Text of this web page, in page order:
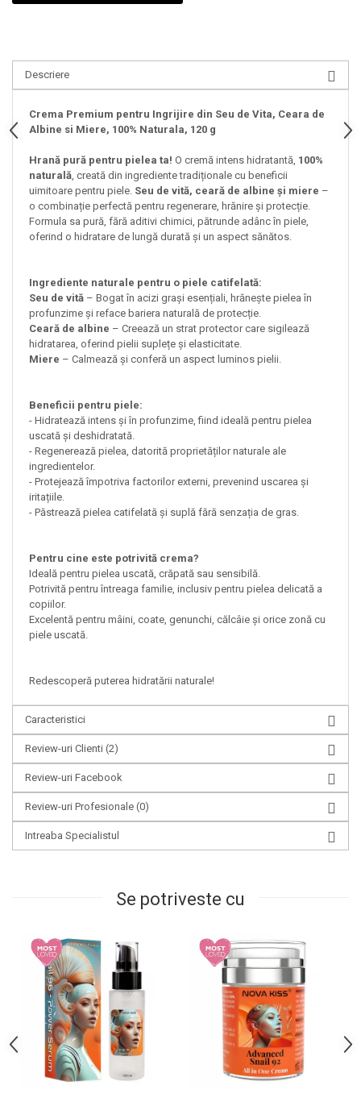
Descriere
Crema Premium pentru Ingrijire din Seu de Vita, Ceara de
Albine si Miere, 100% Naturala, 120 g
Hrană pură pentru pielea ta! O cremă intens hidratantă, 100%
naturală , creată din ingrediente tradiționale cu beneficii
uimitoare pentru piele. Seu de vită, ceară de albine și miere –
o combinație perfectă pentru regenerare, hrănire și protecție.
Formula sa pură, fără aditivi chimici, pătrunde adânc în piele,
oferind o hidratare de lungă durată și un aspect sănătos.
Ingrediente naturale pentru o piele catifelată:
Seu de vită – Bogat în acizi grași esențiali, hrănește pielea în
profunzime și reface bariera naturală de protecție.
Ceară de albine – Creează un strat protector care sigilează
hidratarea, oferind pielii suplețe și elasticitate.
Miere – Calmează și conferă un aspect luminos pielii.
Beneficii pentru piele:
- Hidratează intens și în profunzime, fiind ideală pentru pielea
uscată și deshidratată.
- Regenerează pielea, datorită proprietăților naturale ale
ingredientelor.
- Protejează împotriva factorilor externi, prevenind uscarea și
iritațiile.
- Păstrează pielea catifelată și suplă fără senzația de gras.
Pentru cine este potrivită crema?
Ideală pentru pielea uscată, crăpată sau sensibilă.
Potrivită pentru întreaga familie, inclusiv pentru pielea delicată a
copiilor.
Excelentă pentru mâini, coate, genunchi, călcâie și orice zonă cu
piele uscată.
Redescoperă puterea hidratării naturale!
Caracteristici
Review-uri Clienti (2)
Review-uri Facebook
Review-uri Profesionale (0)
Intreaba Specialistul
Se potriveste cu